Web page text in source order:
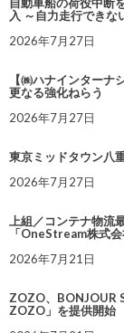
入 ～自力走行できな
2026年7月27日
【㈱ハナインター
更なる強化ねらう
2026年7月27日
東京ミッドタウン八
2026年7月27日
上組／コンテナ物流
「OneStream株式
2026年7月21日
ZOZO、BONJOUR
ZOZO」を提供開始